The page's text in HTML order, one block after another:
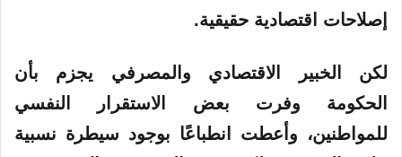
إصلاحات اقتصادية حقيقية.
لكن الخبير الاقتصادي والمصرفي يجزم بأن
الحكومة وفرت بعض الاستقرار النفسي
للمواطنين، وأعطت انطباعًا بوجود سيطرة نسبية